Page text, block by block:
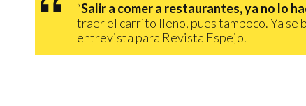
“Salir a comer a restaurantes, ya no lo
traer el carrito lleno, pues tampoco. Ya se
entrevista para Revista Espejo.